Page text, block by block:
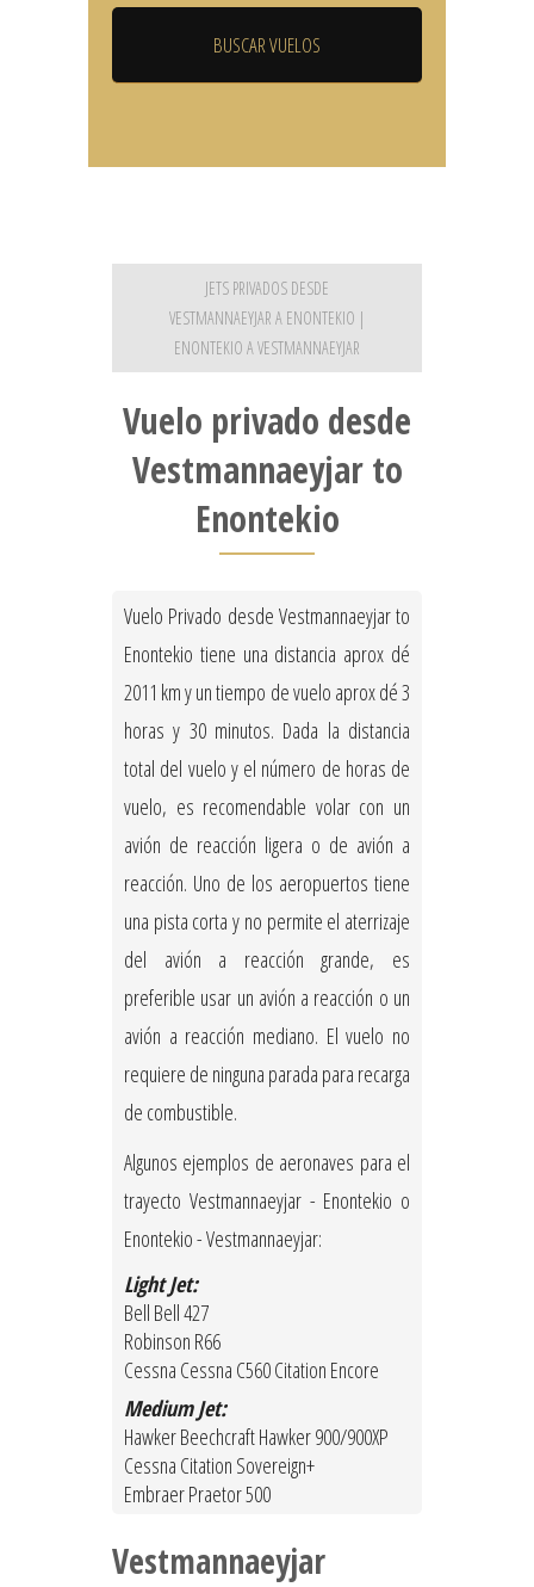
JETS PRIVADOS DESDE
VESTMANNAEYJAR A ENONTEKIO |
ENONTEKIO A VESTMANNAEYJAR
Vuelo privado desde
Vestmannaeyjar to
Enontekio
Vuelo Privado desde Vestmannaeyjar to
Enontekio tiene una distancia aprox dé
2011 km y un tiempo de vuelo aprox dé 3
horas y 30 minutos. Dada la distancia
total del vuelo y el número de horas de
vuelo, es recomendable volar con un
avión de reacción ligera o de avión a
reacción. Uno de los aeropuertos tiene
una pista corta y no permite el aterrizaje
del avión a reacción grande, es
preferible usar un avión a reacción o un
avión a reacción mediano. El vuelo no
requiere de ninguna parada para recarga
de combustible.
Algunos ejemplos de aeronaves para el
trayecto Vestmannaeyjar - Enontekio o
Enontekio - Vestmannaeyjar:
Light Jet:
Bell Bell 427
Robinson R66
Cessna Cessna C560 Citation Encore
Medium Jet:
Hawker Beechcraft Hawker 900/900XP
Cessna Citation Sovereign+
Embraer Praetor 500
Vestmannaeyjar